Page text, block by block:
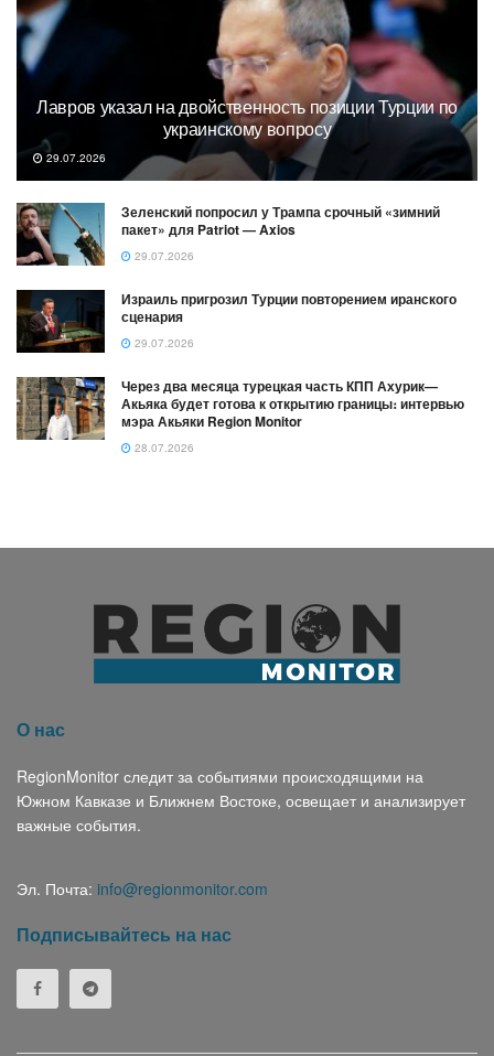
Лавров указал на двойственность позиции Турции по
украинскому вопросу
29.07.2026
Зеленский попросил у Трампа срочный «зимний
пакет» для Patriot — Axios
29.07.2026
Израиль пригрозил Турции повторением иранского
сценария
29.07.2026
Через два месяца турецкая часть КПП Ахурик—
Акьяка будет готова к открытию границы։ интервью
мэра Акьяки Region Monitor
28.07.2026
О нас
RegionMonitor следит за событиями происходящими на
Южном Кавказе и Ближнем Востоке, освещает и анализирует
важные события.
Эл. Почта: info@regionmonitor.com
Подписывайтесь на нас